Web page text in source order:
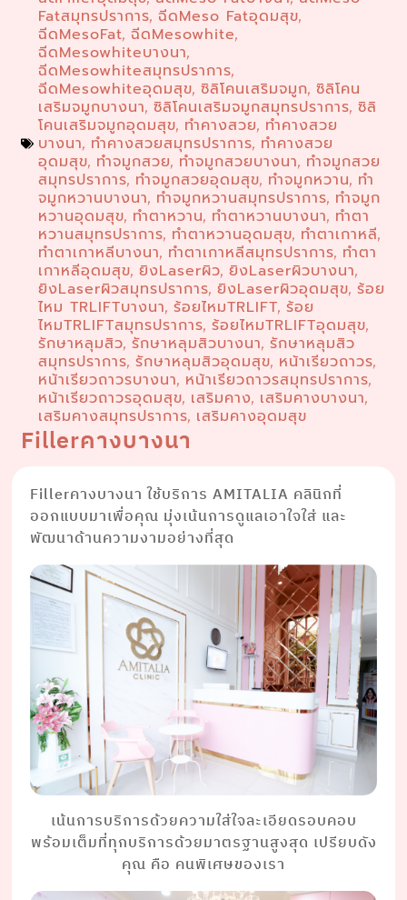
Fatสมุทรปราการ,ฉีดMeso Fatอุดมสุข,
ฉีดMesoFat,ฉีดMesowhite,
ฉีดMesowhiteบางนา,
ฉีดMesowhiteสมุทรปราการ,
ฉีดMesowhiteอุดมสุข,ซิลิโคนเสริมจมูก,ซิลิโคน
เสริมจมูกบางนา,ซิลิโคนเสริมจมูกสมุทรปราการ,ซิลิ
โคนเสริมจมูกอุดมสุข, ทำคางสวย, ทำคางสวย
บางนา, ทำคางสวยสมุทรปราการ, ทำคางสวย
อุดมสุข, ทำจมูกสวย, ทำจมูกสวยบางนา, ทำจมูกสวย
สมุทรปราการ, ทำจมูกสวยอุดมสุข, ทำจมูกหวาน, ทำ
จมูกหวานบางนา, ทำจมูกหวานสมุทรปราการ, ทำจมูก
หวานอุดมสุข, ทำตาหวาน, ทำตาหวานบางนา, ทำตา
หวานสมุทรปราการ, ทำตาหวานอุดมสุข, ทำตาเกาหลี,
ทำตาเกาหลีบางนา, ทำตาเกาหลีสมุทรปราการ, ทำตา
เกาหลีอุดมสุข,ยิงLaserผิว,ยิงLaserผิวบางนา,
ยิงLaserผิวสมุทรปราการ,ยิงLaserผิวอุดมสุข,ร้อย
ไหม TRLIFTบางนา,ร้อยไหมTRLIFT,ร้อย
ไหมTRLIFTสมุทรปราการ,ร้อยไหมTRLIFTอุดมสุข,
รักษาหลุมสิว,รักษาหลุมสิวบางนา,รักษาหลุมสิว
สมุทรปราการ,รักษาหลุมสิวอุดมสุข, หน้าเรียวถาวร,
หน้าเรียวถาวรบางนา, หน้าเรียวถาวรสมุทรปราการ,
หน้าเรียวถาวรอุดมสุข, เสริมคาง, เสริมคางบางนา,
เสริมคางสมุทรปราการ, เสริมคางอุดมสุข
Fillerคางบางนา
Fillerคางบางนา ใช้บริการ AMITALIA คลินิกที่
ออกแบบมาเพื่อคุณ มุ่งเน้นการดูแลเอาใจใส่ และ
พัฒนาด้านความงามอย่างที่สุด
เน้นการบริการด้วยความใส่ใจละเอียดรอบคอบ
พร้อมเต็มที่ทุกบริการด้วยมาตรฐานสูงสุด เปรียบดัง
คุณ คือ คนพิเศษของเรา